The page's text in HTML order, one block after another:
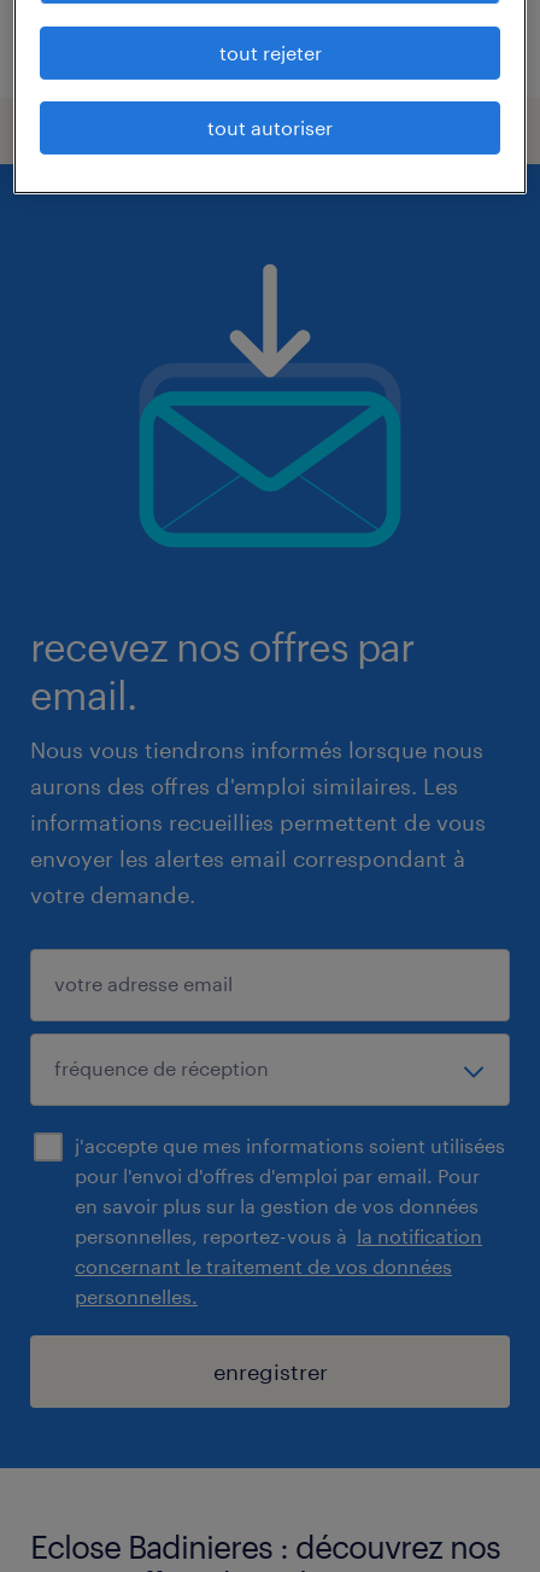
publié le 6 juillet 2026
recevez nos offres par
email.
Nous vous tiendrons informés lorsque nous
aurons des offres d'emploi similaires. Les
informations recueillies permettent de vous
envoyer les alertes email correspondant à
votre demande.
j'accepte que mes informations soient utilisées
pour l'envoi d'offres d'emploi par email. Pour
en savoir plus sur la gestion de vos données
personnelles, reportez-vous à la notification
concernant le traitement de vos données
personnelles.
enregistrer
Eclose Badinieres : découvrez nos
tout rejeter
tout autoriser